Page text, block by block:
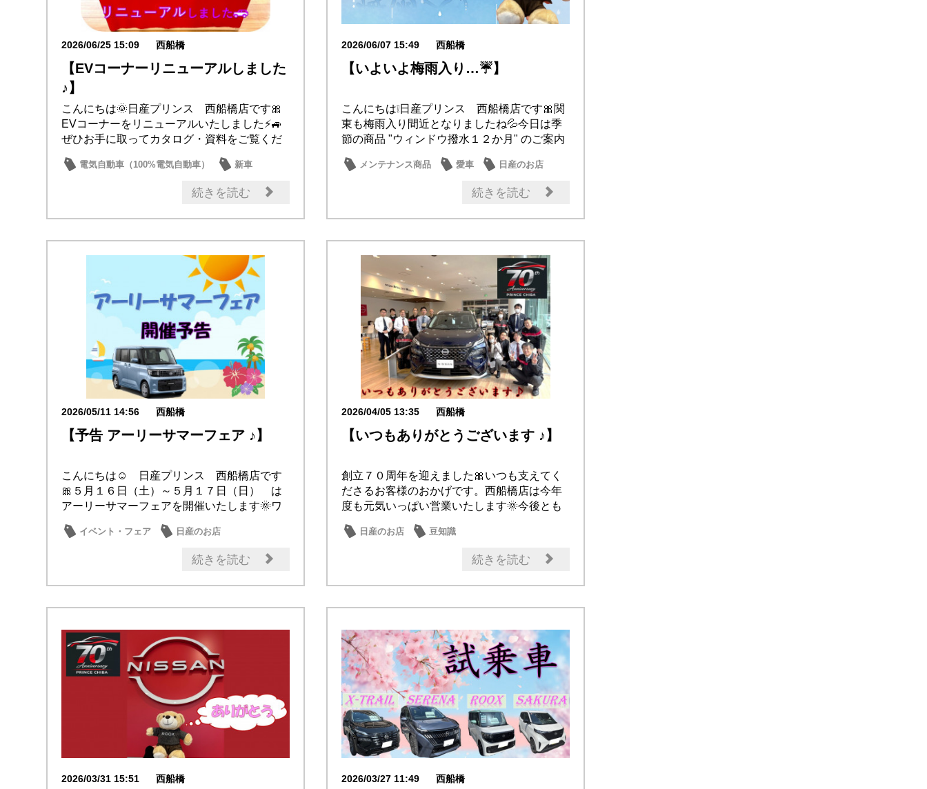
2026/06/25 15:09 西船橋
【EVコーナーリニューアルしました
♪】
こんにちは🌞日産プリンス 西船橋店です🎀
EVコーナーをリニューアルいたしました⚡🚙
ぜひお手に取ってカタログ・資料をご覧くだ
電気自動車（100%電気自動車）
新車
続きを読む
2026/06/07 15:49 西船橋
【いよいよ梅雨入り…☔】
こんにちは❕日産プリンス 西船橋店です🎀関
東も梅雨入り間近となりましたね💦今日は季
節の商品 "ウィンドウ撥水１２か月" のご案内
メンテナンス商品 愛車 日産のお店
続きを読む
2026/05/11 14:56 西船橋
【予告 アーリーサマーフェア ♪】
こんにちは☺ 日産プリンス 西船橋店です
🎀５月１６日（土）～５月１７日（日） は
アーリーサマーフェアを開催いたします🌞ワ
イベント・フェア 日産のお店
続きを読む
2026/04/05 13:35 西船橋
【いつもありがとうございます ♪】
創立７０周年を迎えました🎀いつも支えてく
ださるお客様のおかげです。西船橋店は今年
度も元気いっぱい営業いたします🌞今後とも
日産のお店 豆知識
続きを読む
2026/03/31 15:51 西船橋 2026/03/27 11:49 西船橋